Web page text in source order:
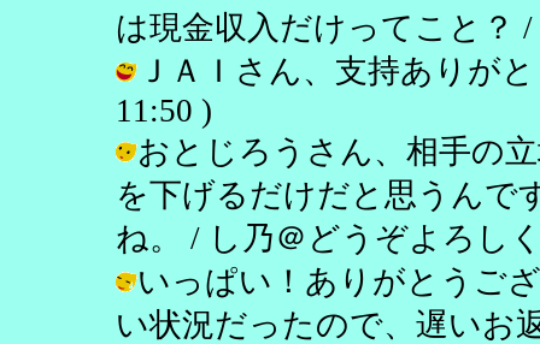
は現金収入だけってこと？ /
ＪＡＩさん、支持ありが
11:50 )
おとじろうさん、相手の
を下げるだけだと思うん
ね。 / し乃＠どうぞよろし
いっぱい！ありがとうご
い状況だったので、遅いお